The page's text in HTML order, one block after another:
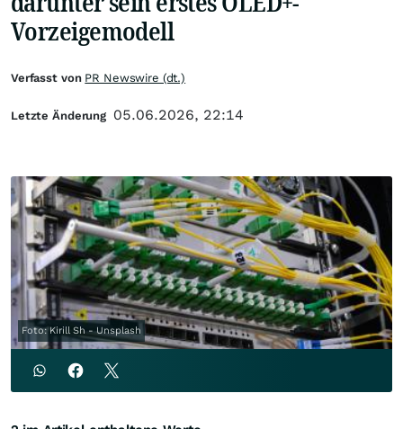
Vorzeigemodell
Foto: Kirill Sh - Unsplash
Verfasst von PR Newswire (dt.)
Letzte Änderung 05.06.2026, 22:14